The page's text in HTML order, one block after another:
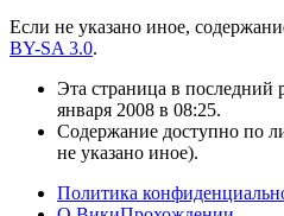
Если не указано иное,
BY-SA 3.0.
Эта страница в последний
января 2008 в 08:25.
Содержание доступно по
не указано иное).
Политика